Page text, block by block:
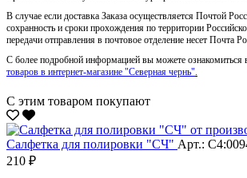
В случае если доставка Заказа осуществляется Почтой
сохранность и сроки прохождения по территории
передачи отправления в почтовое отделение несет Почта
С более подробной информацией вы можете ознакомиться
товаров в интернет-магазине "Северная чернь"
С этим товаром покупают
Салфетка для полировки "CЧ" Арт.:
210 ₽